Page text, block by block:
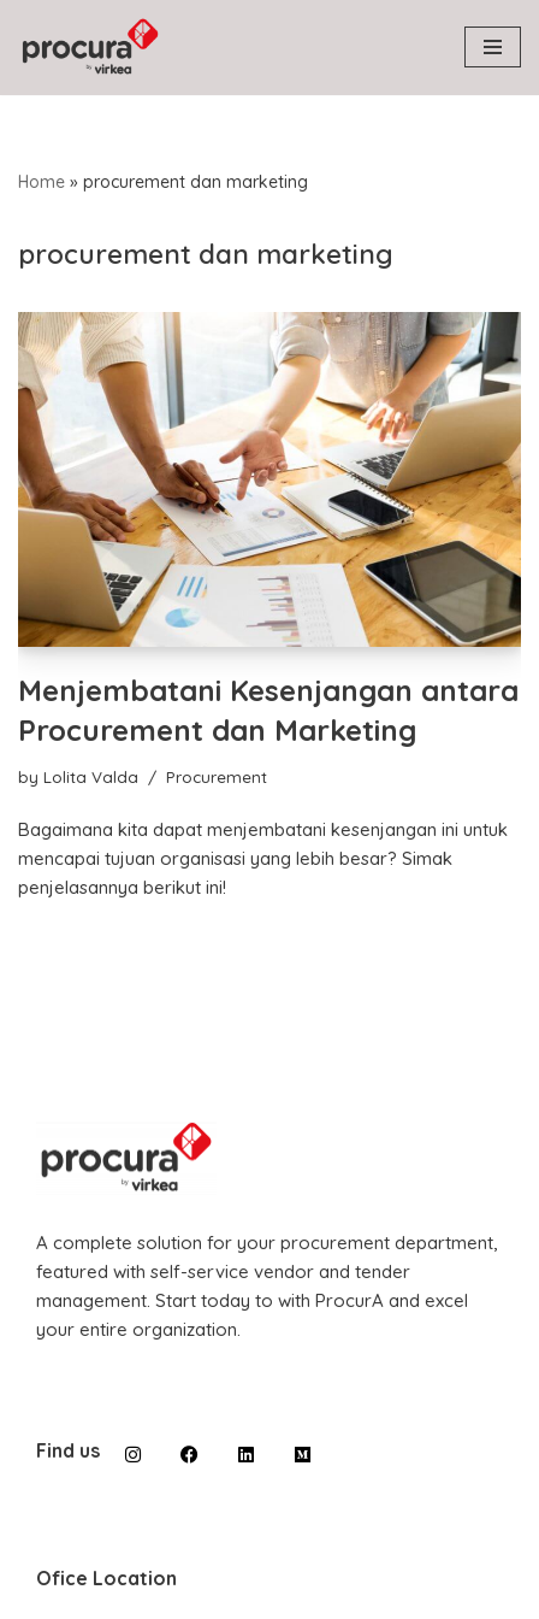
Skip
to
Home » procurement dan marketing
procurement dan marketing
Menjembatani Kesenjangan antara
Procurement dan Marketing
by Lolita Valda Procurement
Bagaimana kita dapat menjembatani kesenjangan ini untuk
mencapai tujuan organisasi yang lebih besar? Simak
penjelasannya berikut ini!
A complete solution for your procurement department,
featured with self-service vendor and tender
management. Start today to with ProcurA and excel
your entire organization.
Find us
Ofice Location